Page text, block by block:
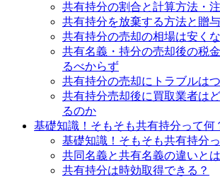
共有持分の割合と計算方法・
共有持分を放棄する方法と贈
共有持分の売却の相場は安くな
共有名義・持分の売却後の税
るべからず
共有持分の売却にトラブルは
共有持分売却後に買取業者は
るのか
基礎知識！そもそも共有持分って何
基礎知識！そもそも共有持分
共同名義と共有名義の違いと
共有持分は時効取得できる？